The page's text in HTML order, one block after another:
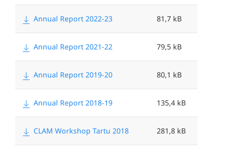
i
e
Annual Report 2022-23 81,7 kB
Annual Report 2021-22 79,5 kB
Annual Report 2019-20 80,1 kB
Annual Report 2018-19 135,4 kB
CLAM Workshop Tartu 2018 281,8 kB